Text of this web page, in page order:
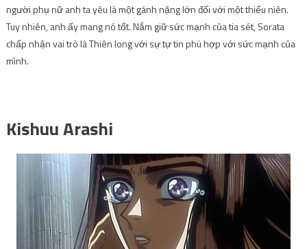
người phụ nữ anh ta yêu là một gánh nặng lớn đối với một thiếu niên.
Tuy nhiên, anh ấy mang nó tốt. Nắm giữ sức mạnh của tia sét, Sorata
chấp nhận vai trò là Thiên long với sự tự tin phù hợp với sức mạnh của
mình.
Kishuu Arashi